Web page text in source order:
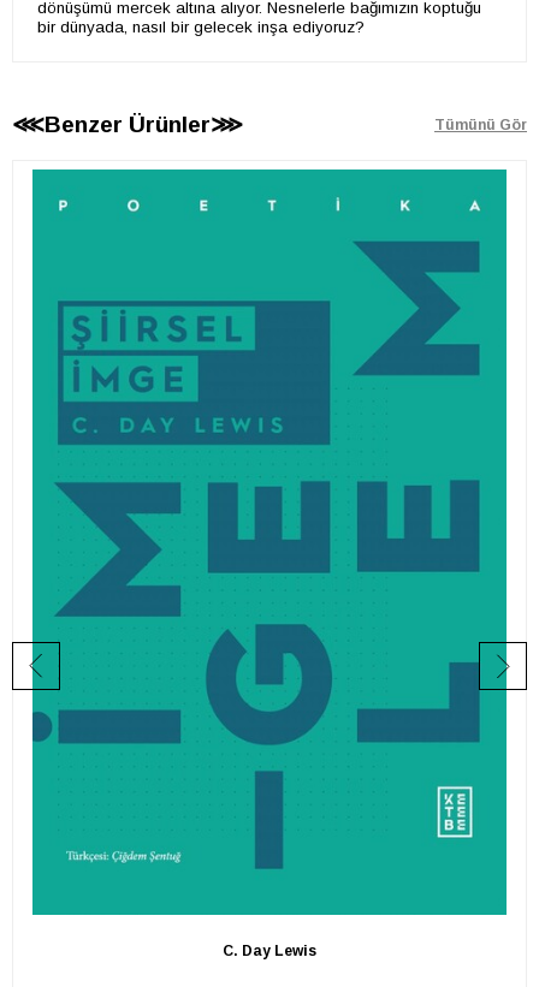
dönüşümü mercek altına alıyor. Nesnelerle bağımızın koptuğu
bir dünyada, nasıl bir gelecek inşa ediyoruz?
⋘Benzer Ürünler⋙ Tümünü Gör
C. Day Lewis